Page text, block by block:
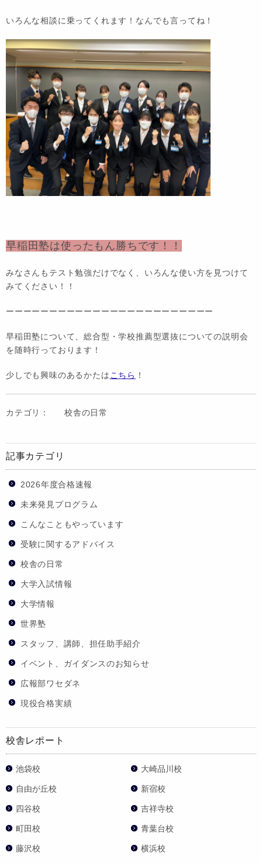
いろんな相談に乗ってくれます！なんでも言ってね！
早稲田塾は使ったもん勝ちです！！
みなさんもテスト勉強だけでなく、いろんな使い方を見つけて
みてください！！
ーーーーーーーーーーーーーーーーーーーーーーーー
早稲田塾について、総合型・学校推薦型選抜についての説明会
を随時行っております！
少しでも興味のあるかたは こちら ！
カテゴリ： 校舎の日常
記事カテゴリ
2026年度合格速報
未来発見プログラム
こんなこともやっています
受験に関するアドバイス
校舎の日常
大学入試情報
大学情報
世界塾
スタッフ、講師、担任助手紹介
イベント、ガイダンスのお知らせ
広報部ワセダネ
現役合格実績
校舎レポート
池袋校 大崎品川校
自由が丘校 新宿校
四谷校 吉祥寺校
町田校 青葉台校
藤沢校 横浜校